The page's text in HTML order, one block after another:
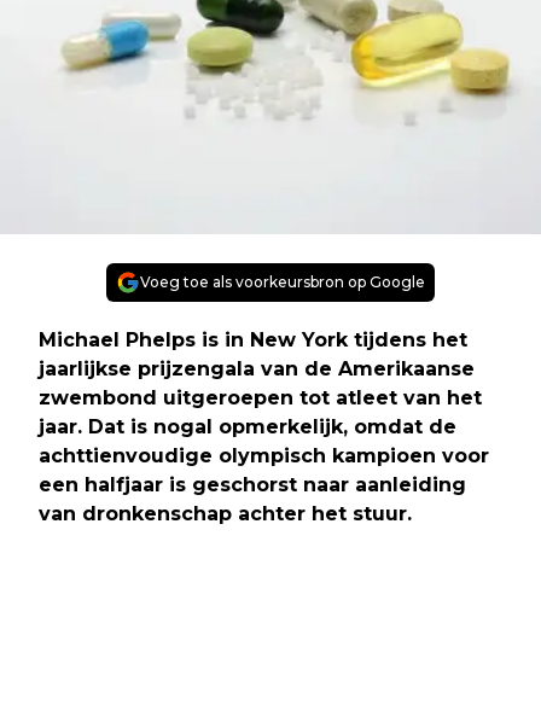
Voeg toe als voorkeursbron op Google
Michael Phelps is in New York tijdens het
jaarlijkse prijzengala van de Amerikaanse
zwembond uitgeroepen tot atleet van het
jaar. Dat is nogal opmerkelijk, omdat de
achttienvoudige olympisch kampioen voor
een halfjaar is geschorst naar aanleiding
van dronkenschap achter het stuur.